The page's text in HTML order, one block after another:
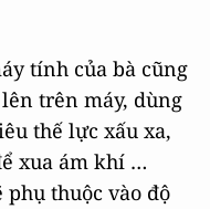
tính của bà cũng
trên máy, dùng
thế lực xấu xa,
xua ám khí …
thuộc vào độ